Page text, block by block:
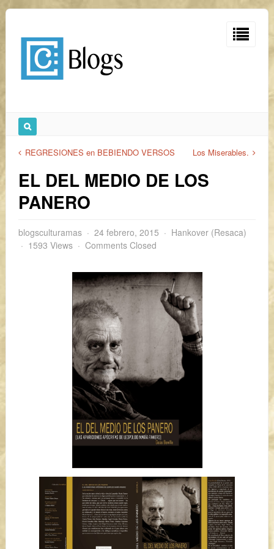
REGRESIONES en BEBIENDO VERSOS Los Miserables.
EL DEL MEDIO DE LOS
PANERO
blogsculturamas 24 febrero, 2015
Hankover (Resaca)
1593 Views
Comments Closed